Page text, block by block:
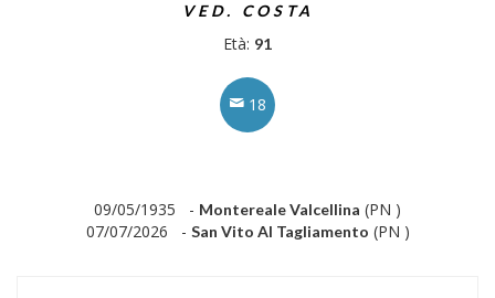
VED. COSTA
Età: 91
18
09/05/1935 - Montereale Valcellina (PN )
07/07/2026 - San Vito Al Tagliamento (PN )